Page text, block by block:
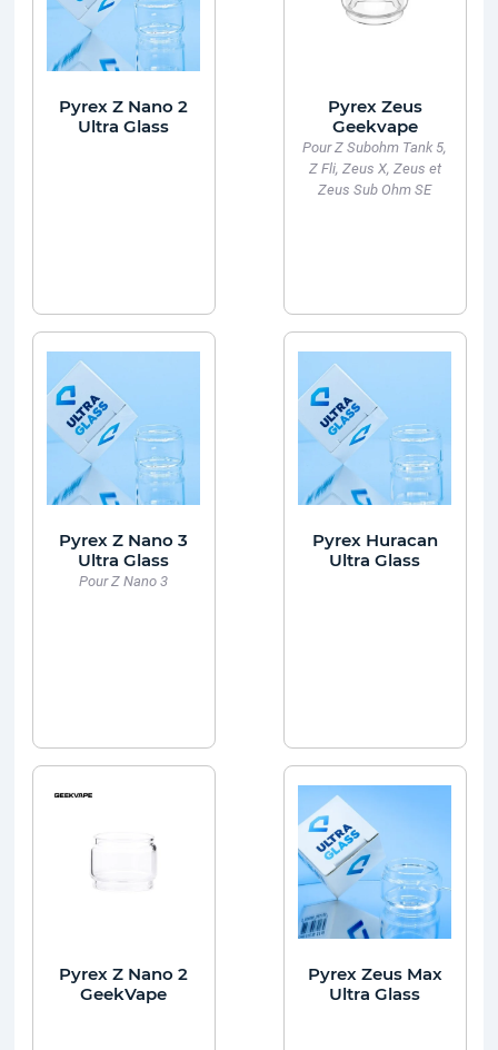
Pyrex Z Nano 2
Ultra Glass
Pyrex Zeus
Geekvape
Pour Z Subohm Tank 5,
Z Fli, Zeus X, Zeus et
Zeus Sub Ohm SE
Pyrex Z Nano 3
Ultra Glass
Pour Z Nano 3
Pyrex Huracan
Ultra Glass
Pyrex Z Nano 2
GeekVape
Pyrex Zeus Max
Ultra Glass